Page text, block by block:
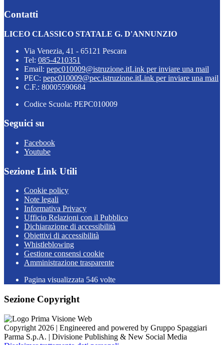
Contatti
LICEO CLASSICO STATALE G. D'ANNUNZIO
Via Venezia, 41 - 65121 Pescara
Tel: 085-4210351
Email: pepc010009@istruzione.itLink per inviare una mail
PEC: pepc010009@pec.istruzione.itLink per inviare una mail
C.F.: 80005590684
Codice Scuola: PEPC010009
Seguici su
Facebook
Youtube
Sezione Link Utili
Cookie policy
Note legali
Informativa Privacy
Ufficio Relazioni con il Pubblico
Dichiarazione di accessibilità
Obiettivi di accessibilità
Whistleblowing
Gestione consensi cookie
Amministrazione trasparente
Pagina visualizzata 546 volte
Sezione Copyright
Copyright 2026 | Engineered and powered by Gruppo Spaggiari
Parma S.p.A. | Divisione Publishing & New Social Media